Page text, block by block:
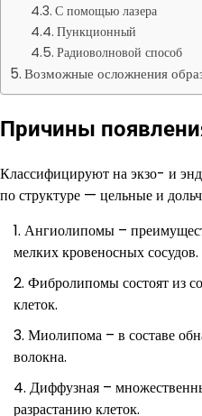
С помощью лазера
Пункционный
Радиоволновой способ
Возможные осложнения
Причины
Классифицируют на экзо- и
по структуре — цельные и
Ангиолипомы –
мелких кровеносных сосудов.
Фибролипомы состоят из
клеток.
Миолипома – в составе
волокна.
Диффузная –
разрастанию клеток.